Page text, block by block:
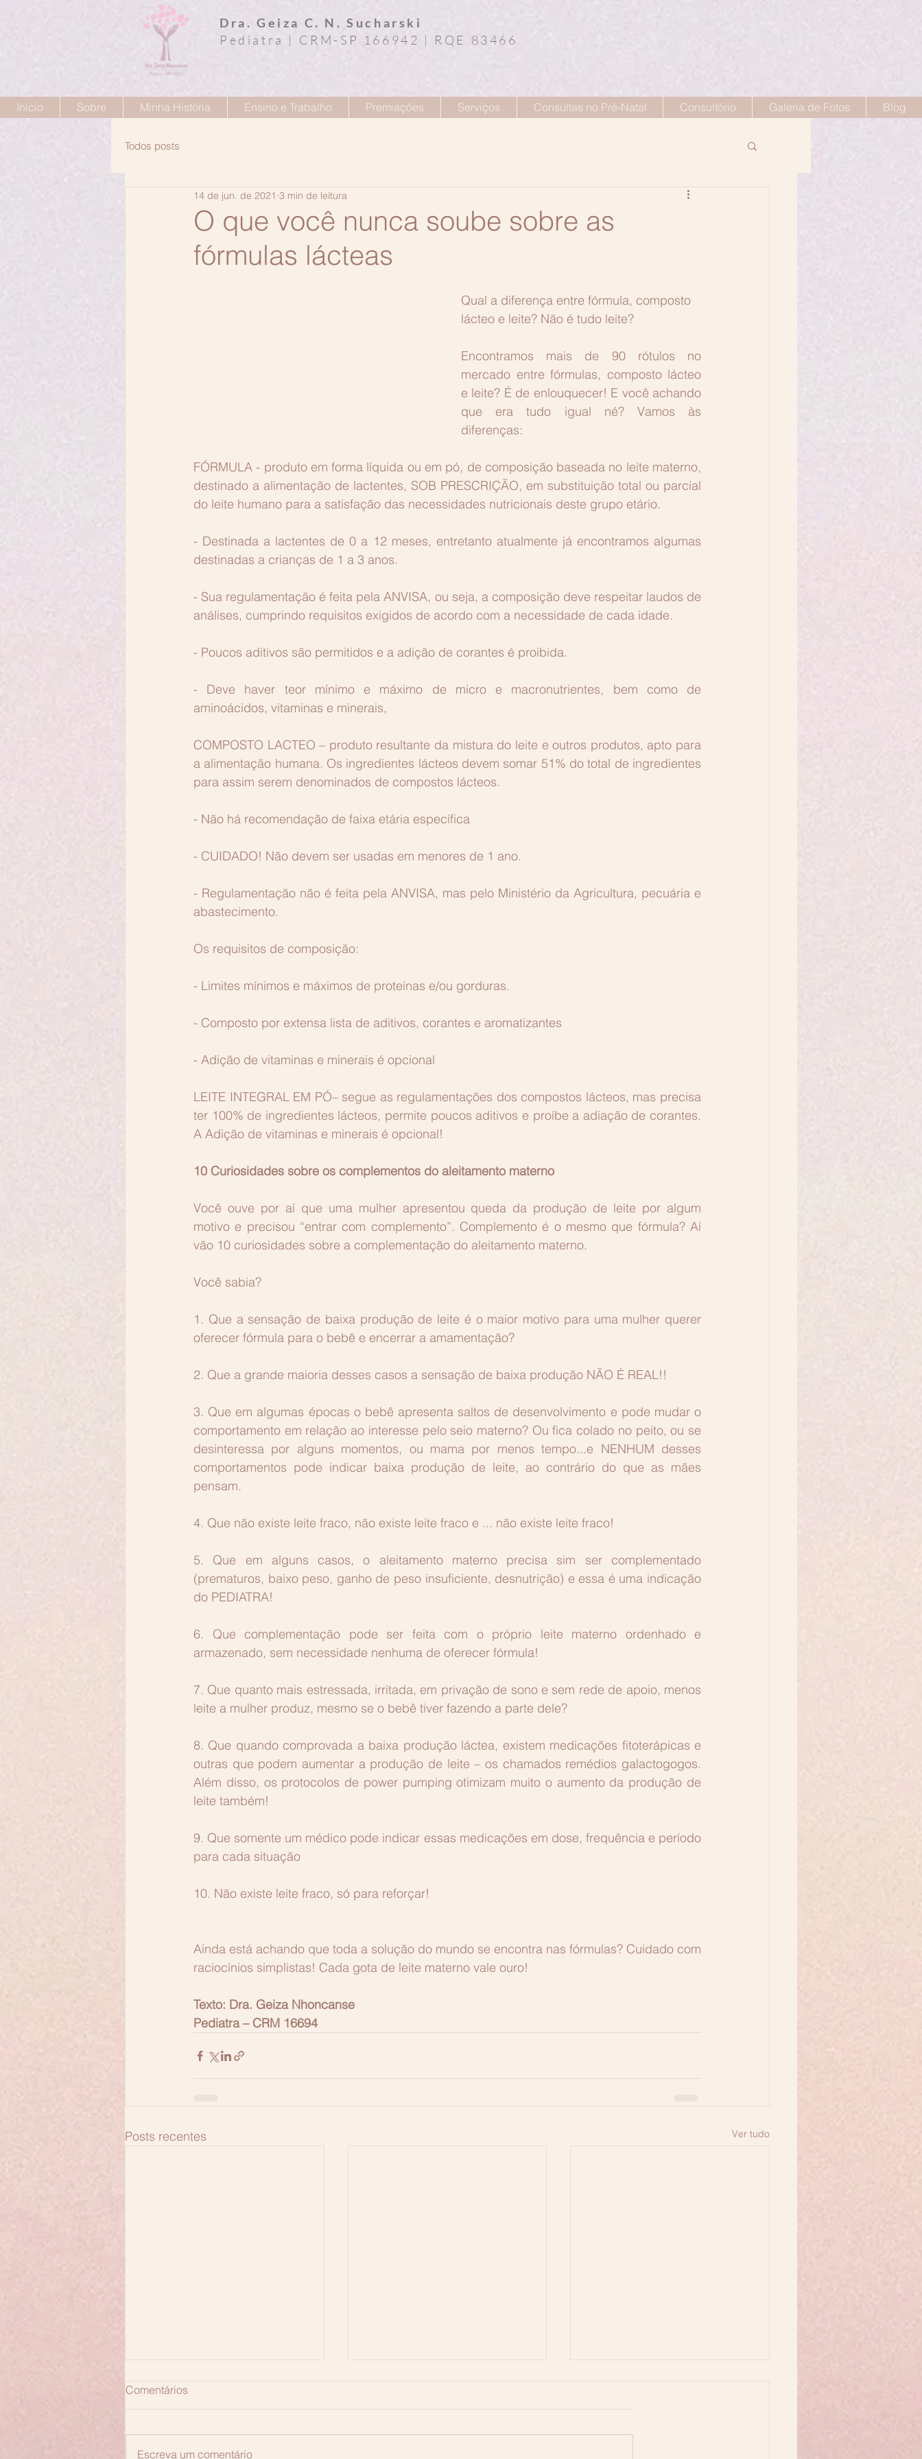
Dra. Geiza C. N. Sucharski
Pediatra | CRM-SP 166942 | RQE 83466
Início Sobre Minha História Ensino e Trabalho Premiações Serviços Consultas no Pré-Natal Consultório Galeria de Fotos Blog
Todos posts
O que você nunca soube sobre as
fórmulas lácteas
14 de jun. de 2021 3 min de leitura
Qual a diferença entre fórmula, composto
lácteo e leite? Não é tudo leite?
Encontramos mais de 90 rótulos no
mercado entre fórmulas, composto lácteo
e leite? É de enlouquecer! E você achando
que era tudo igual né? Vamos às
diferenças:
FÓRMULA - produto em forma líquida ou em pó, de composição baseada no leite materno,
destinado a alimentação de lactentes, SOB PRESCRIÇÃO, em substituição total ou parcial
do leite humano para a satisfação das necessidades nutricionais deste grupo etário.
- Destinada a lactentes de 0 a 12 meses, entretanto atualmente já encontramos algumas
destinadas a crianças de 1 a 3 anos.
- Sua regulamentação é feita pela ANVISA, ou seja, a composição deve respeitar laudos de
análises, cumprindo requisitos exigidos de acordo com a necessidade de cada idade.
- Poucos aditivos são permitidos e a adição de corantes é proibida.
- Deve haver teor mínimo e máximo de micro e macronutrientes, bem como de
aminoácidos, vitaminas e minerais,
COMPOSTO LACTEO – produto resultante da mistura do leite e outros produtos, apto para
a alimentação humana. Os ingredientes lácteos devem somar 51% do total de ingredientes
para assim serem denominados de compostos lácteos.
- Não há recomendação de faixa etária específica
- CUIDADO! Não devem ser usadas em menores de 1 ano.
- Regulamentação não é feita pela ANVISA, mas pelo Ministério da Agricultura, pecuária e
abastecimento.
Os requisitos de composição:
- Limites mínimos e máximos de proteínas e/ou gorduras.
- Composto por extensa lista de aditivos, corantes e aromatizantes
- Adição de vitaminas e minerais é opcional
LEITE INTEGRAL EM PÓ– segue as regulamentações dos compostos lácteos, mas precisa
ter 100% de ingredientes lácteos, permite poucos aditivos e proíbe a adiação de corantes.
A Adição de vitaminas e minerais é opcional!
10 Curiosidades sobre os complementos do aleitamento materno
Você ouve por aí que uma mulher apresentou queda da produção de leite por algum
motivo e precisou “entrar com complemento”. Complemento é o mesmo que fórmula? Aí
vão 10 curiosidades sobre a complementação do aleitamento materno.
Você sabia?
1. Que a sensação de baixa produção de leite é o maior motivo para uma mulher querer
oferecer fórmula para o bebê e encerrar a amamentação?
2. Que a grande maioria desses casos a sensação de baixa produção NÃO É REAL!!
3. Que em algumas épocas o bebê apresenta saltos de desenvolvimento e pode mudar o
comportamento em relação ao interesse pelo seio materno? Ou fica colado no peito, ou se
desinteressa por alguns momentos, ou mama por menos tempo...e NENHUM desses
comportamentos pode indicar baixa produção de leite, ao contrário do que as mães
pensam.
4. Que não existe leite fraco, não existe leite fraco e ... não existe leite fraco!
5. Que em alguns casos, o aleitamento materno precisa sim ser complementado
(prematuros, baixo peso, ganho de peso insuficiente, desnutrição) e essa é uma indicação
do PEDIATRA!
6. Que complementação pode ser feita com o próprio leite materno ordenhado e
armazenado, sem necessidade nenhuma de oferecer fórmula!
7. Que quanto mais estressada, irritada, em privação de sono e sem rede de apoio, menos
leite a mulher produz, mesmo se o bebê tiver fazendo a parte dele?
8. Que quando comprovada a baixa produção láctea, existem medicações fitoterápicas e
outras que podem aumentar a produção de leite – os chamados remédios galactogogos.
Além disso, os protocolos de power pumping otimizam muito o aumento da produção de
leite também!
9. Que somente um médico pode indicar essas medicações em dose, frequência e período
para cada situação
10. Não existe leite fraco, só para reforçar!
Ainda está achando que toda a solução do mundo se encontra nas fórmulas? Cuidado com
raciocínios simplistas! Cada gota de leite materno vale ouro!
Texto: Dra. Geiza Nhoncanse
Pediatra – CRM 16694
Posts recentes Ver tudo
Comentários
Escreva um comentário